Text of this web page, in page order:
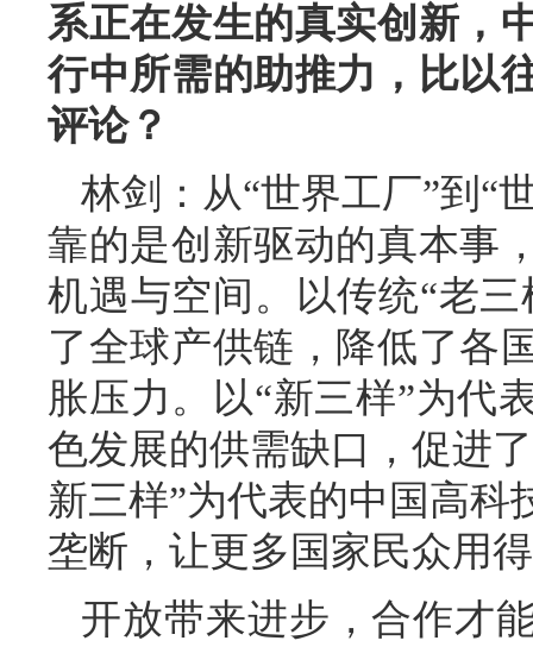
系正在发生的真实创新，
行中所需的助推力，比以
评论？
林剑：从“世界工厂”到“
靠的是创新驱动的真本事
机遇与空间。以传统“老
了全球产供链，降低了各
胀压力。以“新三样”为代
色发展的供需缺口，促进
新三样”为代表的中国高
垄断，让更多国家民众用
开放带来进步，合作才